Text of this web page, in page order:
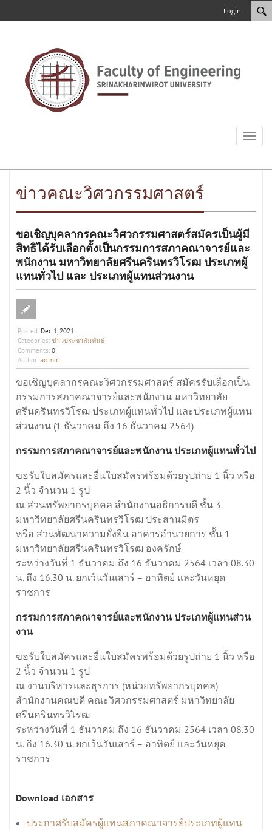
Login
Toggle
ข่าวคณะวิศวกรรมศาสตร์
ขอเชิญบุคลากรคณะวิศวกรรมศาสตร์สมัครเป็นผู้มี
สิทธิได้รับเลือกตั้งเป็นกรรมการสภาคณาจารย์และ
พนักงาน มหาวิทยาลัยศรีนครินทรวิโรฒ ประเภทผู้
แทนทั่วไป และ ประเภทผู้แทนส่วนงาน
Posted: Dec 1, 2021
Categories: ข่าวประชาสัมพันธ์
Comments: 0
Author: admin
ขอเชิญบุคลากรคณะวิศวกรรมศาสตร์ สมัครรับเลือกเป็น
กรรมการสภาคณาจารย์และพนักงาน มหาวิทยาลัย
ศรีนครินทรวิโรฒ ประเภทผู้แทนทั่วไป และประเภทผู้แทน
ส่วนงาน (1 ธันวาคม ถึง 16 ธันวาคม 2564)
กรรมการสภาคณาจารย์และพนักงาน ประเภทผู้แทนทั่วไป
ขอรับใบสมัครและยื่นใบสมัครพร้อมด้วยรูปถ่าย 1 นิ้ว หรือ
2 นิ้ว จำนวน 1 รูป
ณ ส่วนทรัพยากรบุคคล สำนักงานอธิการบดี ชั้น 3
มหาวิทยาลัยศรีนครินทรวิโรฒ ประสานมิตร
หรือ ส่วนพัฒนาความยั่งยืน อาคารอำนวยการ ชั้น 1
มหาวิทยาลัยศรีนครินทรวิโรฒ องครักษ์
ระหว่างวันที่ 1 ธันวาคม ถึง 16 ธันวาคม 2564 เวลา 08.30
น. ถึง 16.30 น. ยกเว้นวันเสาร์ – อาทิตย์ และวันหยุด
ราชการ
กรรมการสภาคณาจารย์และพนักงาน ประเภทผู้แทนส่วน
งาน
ขอรับใบสมัครและยื่นใบสมัครพร้อมด้วยรูปถ่าย 1 นิ้ว หรือ
2 นิ้ว จำนวน 1 รูป
ณ งานบริหารและธุรการ (หน่วยทรัพยากรบุคคล)
สำนักงานคณบดี คณะวิศวกรรมศาสตร์ มหาวิทยาลัย
ศรีนครินทรวิโรฒ
ระหว่างวันที่ 1 ธันวาคม ถึง 16 ธันวาคม 2564 เวลา 08.30
น. ถึง 16.30 น. ยกเว้นวันเสาร์ – อาทิตย์ และวันหยุด
ราชการ
Download เอกสาร
ประกาศรับสมัครผู้แทนสภาคณาจารย์ประเภทผู้แทน